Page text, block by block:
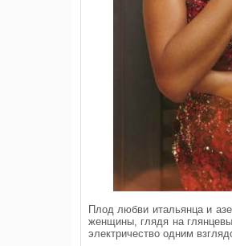
Плод любви итальянца и
женщины, глядя на
электричество одним